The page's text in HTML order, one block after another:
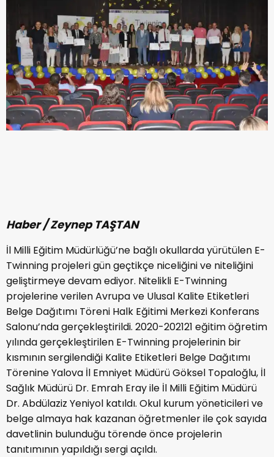
Haber / Zeynep TAŞTAN
İl Milli Eğitim Müdürlüğü’ne bağlı okullarda yürütülen E-
Twinning projeleri gün geçtikçe niceliğini ve niteliğini
geliştirmeye devam ediyor. Nitelikli E-Twinning
projelerine verilen Avrupa ve Ulusal Kalite Etiketleri
Belge Dağıtımı Töreni Halk Eğitimi Merkezi Konferans
Salonu’nda gerçekleştirildi. 2020-202121 eğitim öğretim
yılında gerçekleştirilen E-Twinning projelerinin bir
kısmının sergilendiği Kalite Etiketleri Belge Dağıtımı
Törenine Yalova İl Emniyet Müdürü Göksel Topaloğlu, İl
Sağlık Müdürü Dr. Emrah Eray ile İl Milli Eğitim Müdürü
Dr. Abdülaziz Yeniyol katıldı. Okul kurum yöneticileri ve
belge almaya hak kazanan öğretmenler ile çok sayıda
davetlinin bulunduğu törende önce projelerin
tanıtımının yapıldığı sergi açıldı.